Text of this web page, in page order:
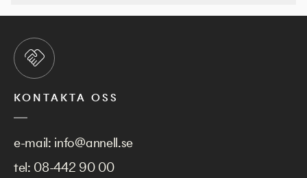
KONTAKTA OSS
e-mail: info@annell.se
tel: 08-442 90 00